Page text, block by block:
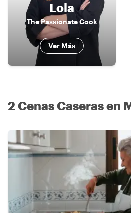
Lola
The Passionate Cook
Ver Más
2 Cenas Caseras en